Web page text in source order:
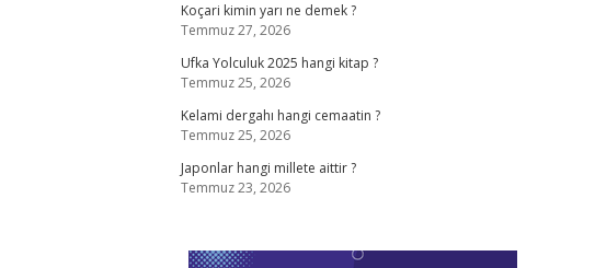
Koçari kimin yarı ne demek ?
Temmuz 27, 2026
Ufka Yolculuk 2025 hangi kitap ?
Temmuz 25, 2026
Kelami dergahı hangi cemaatin ?
Temmuz 25, 2026
Japonlar hangi millete aittir ?
Temmuz 23, 2026